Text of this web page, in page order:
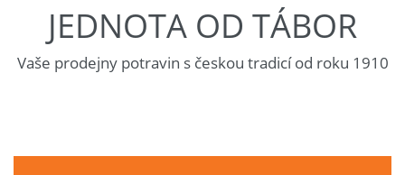
JEDNOTA OD TÁBOR
Vaše prodejny potravin s českou tradicí od roku 1910